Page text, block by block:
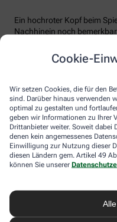
Cookie-
Wir setzen Cookies, die für den
sind. Darüber hinaus verwenden
optimal zu gestalten und
geben wir Informationen zu Ihrer
Drittanbieter weiter. Soweit dabei
denen kein angemessenes
Einwilligung zur Nutzung dieser
diesen Ländern gem. Artikel 49
können Sie unserer
Ein hochroter Kopf beim
Nachhinein noch
bemerkbar an den warmen
eine Überhitzung im
Zahnen
Kein Grund zur Sorge
Temperatur ist dann ganz
einhergehenden roten
werden und auffällig viel
die Finger gerät. Rote
häufig verbreitet, in den
zur Sorge. Wenn Sie sich